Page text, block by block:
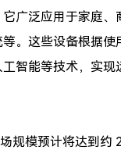
广泛应用于家庭
。这些设备根据
智能等技术，实
规模预计将达到约